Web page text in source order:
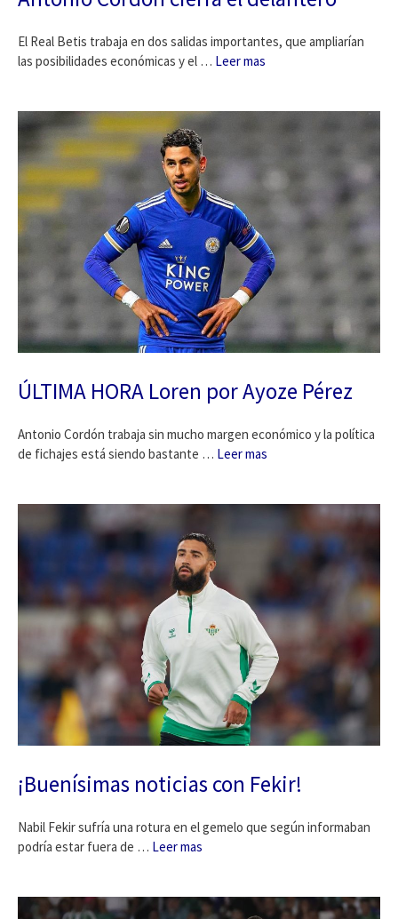
El Real Betis trabaja en dos salidas importantes, que ampliarían
las posibilidades económicas y el … Leer mas
ÚLTIMA HORA Loren por Ayoze Pérez
Antonio Cordón trabaja sin mucho margen económico y la política
de fichajes está siendo bastante … Leer mas
¡Buenísimas noticias con Fekir!
Nabil Fekir sufría una rotura en el gemelo que según informaban
podría estar fuera de … Leer mas